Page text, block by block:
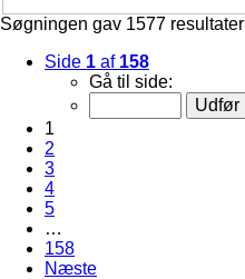
Søgningen gav 1577 resultater
Side 1 af 158
Gå til side:
1
2
3
4
5
…
158
Næste